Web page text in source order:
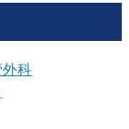
科